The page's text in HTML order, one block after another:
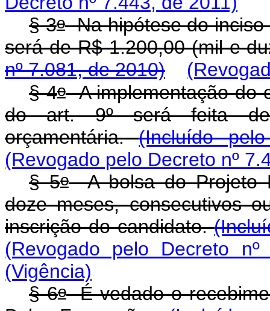
§ 3oNa hipótese do inciso
será de R$ 1.200,00 (mil e
nº 7.081, de 2010)
§ 4oA implementação do
do art. 9º será feita de
orçamentária.(Incluído
(Revogado pelo Decreto nº
§ 5oA bolsa do Projeto
doze meses, consecutivos
inscrição do candidato.
(Revogado pelo Decreto
(Vigência)
§ 6oÉ vedado o